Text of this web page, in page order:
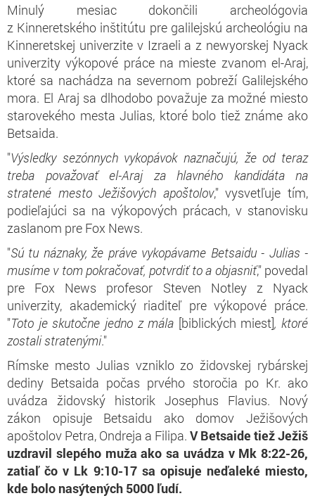
Minulý mesiac dokončili archeológovia
z Kinneretského inštitútu pre galilejskú archeológiu na
Kinneretskej univerzite v Izraeli a z newyorskej Nyack
univerzity výkopové práce na mieste zvanom el-Araj,
ktoré sa nachádza na severnom pobreží Galilejského
mora. El Araj sa dlhodobo považuje za možné miesto
starovekého mesta Julias, ktoré bolo tiež známe ako
Betsaida.
"Výsledky sezónnych vykopávok naznačujú, že od teraz
treba považovať el-Araj za hlavného kandidáta na
stratené mesto Ježišových apoštolov," vysvetľuje tím,
podieľajúci sa na výkopových prácach, v stanovisku
zaslanom pre Fox News.
"Sú tu náznaky, že práve vykopávame Betsaidu - Julias -
musíme v tom pokračovať, potvrdiť to a objasniť," povedal
pre Fox News profesor Steven Notley z Nyack
univerzity, akademický riaditeľ pre výkopové práce.
"Toto je skutočne jedno z mála [biblických miest], ktoré
zostali stratenými."
Rímske mesto Julias vzniklo zo židovskej rybárskej
dediny Betsaida počas prvého storočia po Kr. ako
uvádza židovský historik Josephus Flavius. Nový
zákon opisuje Betsaidu ako domov Ježišových
apoštolov Petra, Ondreja a Filipa. V Betsaide tiež Ježiš
uzdravil slepého muža ako sa uvádza v Mk 8:22-26,
zatiaľ čo v Lk 9:10-17 sa opisuje neďaleké miesto,
kde bolo nasýtených 5000 ľudí.